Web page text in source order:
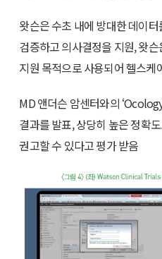
왓슨은 수초 내에 방대한 데이
검증하고 의사결정을 지원, 왓
지원 목적으로 사용되어 헬스케
MD 앤더슨 암센터와의
결과를 발표, 상당히 높은 정확
권고할 수 있다고 평가 받음